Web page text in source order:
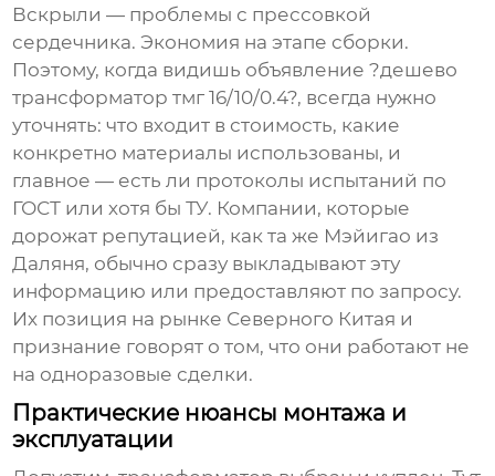
Вскрыли — проблемы с прессовкой
сердечника. Экономия на этапе сборки.
Поэтому, когда видишь объявление ?дешево
трансформатор тмг 16/10/0.4?, всегда нужно
уточнять: что входит в стоимость, какие
конкретно материалы использованы, и
главное — есть ли протоколы испытаний по
ГОСТ или хотя бы ТУ. Компании, которые
дорожат репутацией, как та же Мэйигао из
Даляня, обычно сразу выкладывают эту
информацию или предоставляют по запросу.
Их позиция на рынке Северного Китая и
признание говорят о том, что они работают не
на одноразовые сделки.
Практические нюансы монтажа и
эксплуатации